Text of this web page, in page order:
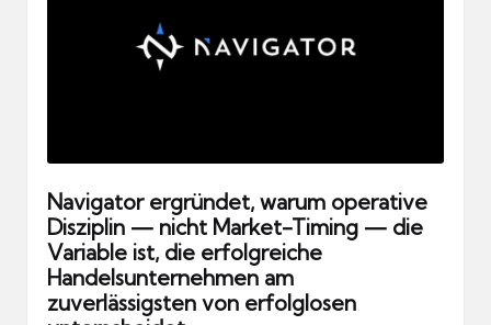
Navigator ergründet, warum operative
Disziplin — nicht Market-Timing — die
Variable ist, die erfolgreiche
Handelsunternehmen am
zuverlässigsten von erfolglosen